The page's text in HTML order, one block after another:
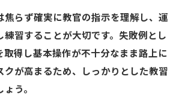
焦らず確実に教官の指示を理解し、運
練習することが大切です。失敗例とし
取得し基本操作が不十分なまま路上に
クが高まるため、しっかりとした教習
う。